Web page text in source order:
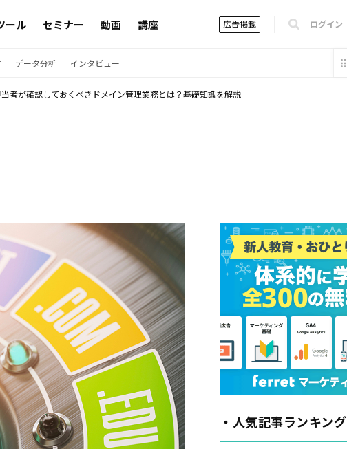
ール セミナー 動画 講座 広告掲載 ログイン
データ分析 インタビュー
者が確認しておくべきドメイン管理業務とは？基礎知識を解説
・人気記事ランキング